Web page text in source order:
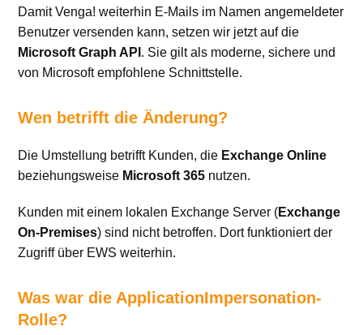
Damit Venga! weiterhin E-Mails im Namen angemeldeter
Benutzer versenden kann, setzen wir jetzt auf die
Microsoft Graph API . Sie gilt als moderne, sichere und
von Microsoft empfohlene Schnittstelle.
Wen betrifft die Änderung?
Die Umstellung betrifft Kunden, die Exchange Online
beziehungsweise Microsoft 365 nutzen.
Kunden mit einem lokalen Exchange Server (Exchange
On-Premises) sind nicht betroffen. Dort funktioniert der
Zugriff über EWS weiterhin.
Was war die ApplicationImpersonation-
Rolle?